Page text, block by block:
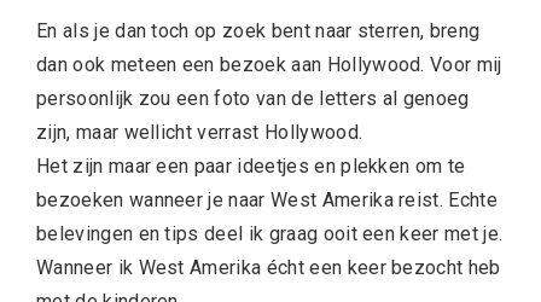
En als je dan toch op zoek bent naar sterren, breng
dan ook meteen een bezoek aan Hollywood. Voor mij
persoonlijk zou een foto van de letters al genoeg
zijn, maar wellicht verrast Hollywood.
Het zijn maar een paar ideetjes en plekken om te
bezoeken wanneer je naar West Amerika reist. Echte
belevingen en tips deel ik graag ooit een keer met je.
Wanneer ik West Amerika écht een keer bezocht heb